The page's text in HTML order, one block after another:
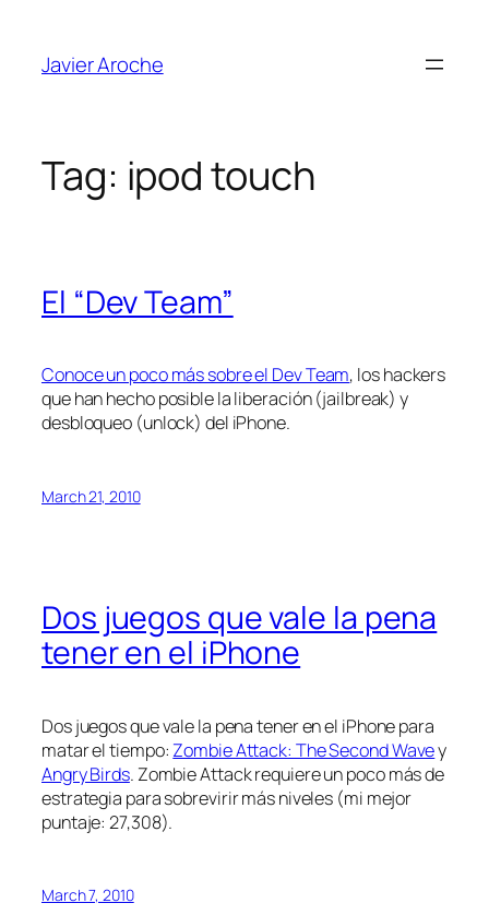
content
Javier Aroche
Tag: ipod touch
El “Dev Team”
Conoce un poco más sobre el Dev Team, los hackers
que han hecho posible la liberación (jailbreak) y
desbloqueo (unlock) del iPhone.
March 21, 2010
Dos juegos que vale la pena
tener en el iPhone
Dos juegos que vale la pena tener en el iPhone para
matar el tiempo: Zombie Attack: The Second Wavey
Angry Birds. Zombie Attack requiere un poco más de
estrategia para sobrevirir más niveles (mi mejor
puntaje: 27,308).
March 7, 2010